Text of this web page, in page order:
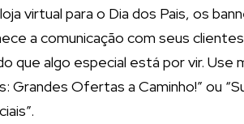
virtual para o Dia dos Pais, os
a comunicação com seus
que algo especial está por vir.
Grandes Ofertas a Caminho!” ou